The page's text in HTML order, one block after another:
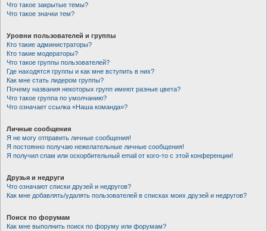
Что такое закрытые темы?
Что такое значки тем?
Уровни пользователей и группы
Кто такие администраторы?
Кто такие модераторы?
Что такое группы пользователей?
Где находятся группы и как мне вступить в них?
Как мне стать лидером группы?
Почему названия некоторых групп имеют разные цвета?
Что такое группа по умолчанию?
Что означает ссылка «Наша команда»?
Личные сообщения
Я не могу отправить личные сообщения!
Я постоянно получаю нежелательные личные сообщения!
Я получил спам или оскорбительный email от кого-то с этой конференции!
Друзья и недруги
Что означают списки друзей и недругов?
Как мне добавлять/удалять пользователей в списках моих друзей и недругов?
Поиск по форумам
Как мне выполнить поиск по форуму или форумам?